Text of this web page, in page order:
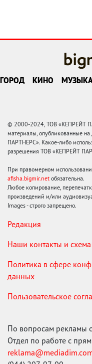
ГОРОД КИНО
© 2000-2024, ТОВ «КЕПРЕЙТ
материалы, опубликованные
ПАРТНЕРС». Какое-либо
разрешения ТОВ «КЕПРЕЙТ
При правомерном
afisha.bigmir.net обязательна.
Любое копирование,
произведений и/или
Images - строго запрещено.
Редакция
Наши контакты и
Политика в сфере
данных
Пользовательское
По вопросам рекламы
Отдел по работе с